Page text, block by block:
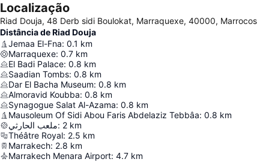
Localização
Riad Douja, 48 Derb sidi Boulokat, Marraquexe, 40000, Marrocos
Distância de Riad Douja
Jemaa El-Fna: 0.1 km
Marraquexe: 0.7 km
El Badi Palace: 0.8 km
Saadian Tombs: 0.8 km
Dar El Bacha Museum: 0.8 km
Almoravid Koubba: 0.8 km
Synagogue Salat Al-Azama: 0.8 km
Mausoleum Of Sidi Abou Faris Abdelaziz Tebbâa: 0.8 km
ملعب الحارثي: 2 km
Théâtre Royal: 2.5 km
Marrakech: 2.8 km
Marrakech Menara Airport: 4.7 km